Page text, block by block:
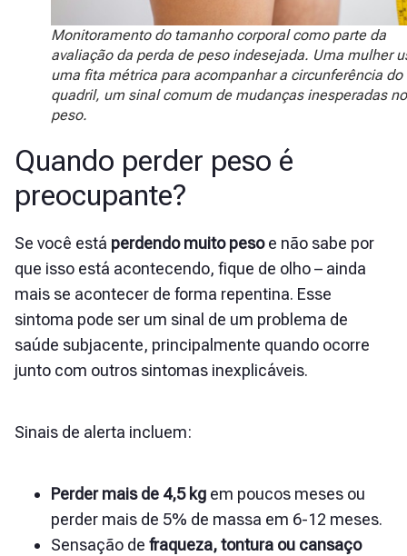
Monitoramento do tamanho corporal como parte da
avaliação da perda de peso indesejada. Uma mulher
uma fita métrica para acompanhar a circunferência do
quadril, um sinal comum de mudanças inesperadas no
peso.
Quando perder peso é
preocupante?
Se você está perdendo muito pesoe não sabe por
que isso está acontecendo, fique de olho – ainda
mais se acontecer de forma repentina. Esse
sintoma pode ser um sinal de um problema de
saúde subjacente, principalmente quando ocorre
junto com outros sintomas inexplicáveis.
Sinais de alerta incluem:
Perder mais de 4,5 kg em poucos meses ou
perder mais de 5% de massa em 6-12 meses.
Sensação de fraqueza, tontura ou cansaço